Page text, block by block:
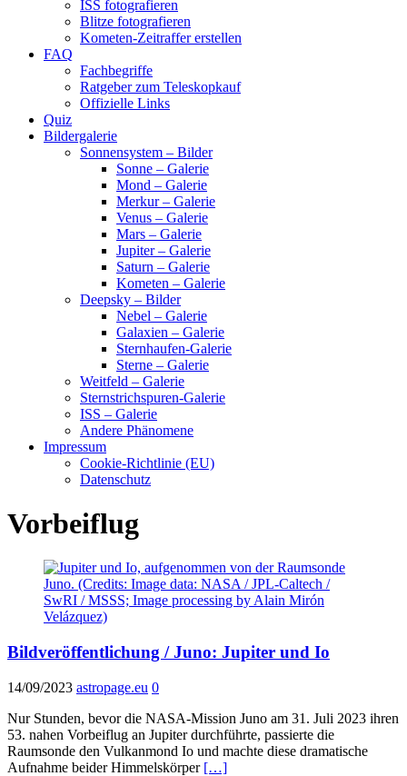
ISS fotografieren
Blitze fotografieren
Kometen-Zeitraffer erstellen
FAQ
Fachbegriffe
Ratgeber zum Teleskopkauf
Offizielle Links
Quiz
Bildergalerie
Sonnensystem – Bilder
Sonne – Galerie
Mond – Galerie
Merkur – Galerie
Venus – Galerie
Mars – Galerie
Jupiter – Galerie
Saturn – Galerie
Kometen – Galerie
Deepsky – Bilder
Nebel – Galerie
Galaxien – Galerie
Sternhaufen-Galerie
Sterne – Galerie
Weitfeld – Galerie
Sternstrichspuren-Galerie
ISS – Galerie
Andere Phänomene
Impressum
Cookie-Richtlinie (EU)
Datenschutz
Vorbeiflug
Bildveröffentlichung / Juno: Jupiter und Io
14/09/2023 astropage.eu 0
Nur Stunden, bevor die NASA-Mission Juno am 31. Juli 2023 ihren
53. nahen Vorbeiflug an Jupiter durchführte, passierte die
Raumsonde den Vulkanmond Io und machte diese dramatische
Aufnahme beider Himmelskörper […]